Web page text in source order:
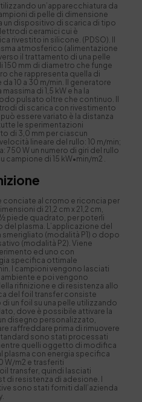
un’apparecchiatura da
di pelle di dimensione
un dispositivo di scarica di tipo
ceramici cui è
rivestito in silicone. (PDSO). Il
atmosferico (alimentazione
il trattamento di una pelle
mm di diametro che funge
che rappresenta quella di
10 a 30 m/min. Il generatore
di 1,5 kW e ha la
pulsato oltre che continuo. Il
di scarica con rivestimento
essere variato è la distanza
le sperimentazioni
di 3,0 mm per ciascun
lineare del rullo: 10 m/min;
750 W un numero di giri del rullo
campione di 15 kW•min/m2 .
conciate al cromo e riconcia per
di 21,2 cm x 21,2 cm,
piede quadrato, per poterli
plasma. L’applicazione del
smerigliato (modalità P1) o dopo
(modalità P2). Viene
ed uno con
specifica ottimale
I campioni vengono lasciati
e poi vengono
rifinizione e di resistenza allo
del foil transfer consiste
un foil su una pelle utilizzando
dove è possibile attivare la
disegno personalizzato,
raffreddare prima di rimuovere
sono stati processati
quelli oggetto di modifica
plasma con energia specifica
W/m2 e trasferiti
transfer, quindi lasciati
di resistenza di adesione. I
sono stati forniti dall’azienda